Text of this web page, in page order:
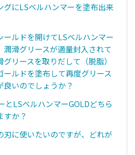
グにLSベルハンマーを塗布出来
ールドを開けてLSベルハンマー
潤滑グリースが適量封入されて
リースを取りだして（脱脂）
ールドを塗布して再度グリース
良いのでしょうか？
とLSベルハンマーGOLDどちら
すか？
刃に使いたいのですが、どれが